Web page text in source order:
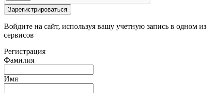
Зарегистрироваться
Войдите на сайт, используя вашу учетную запись в одном из
сервисов
Регистрация
Фамилия
Имя